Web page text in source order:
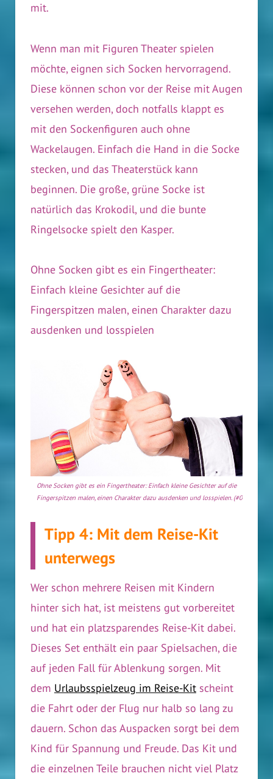
mit.
Wenn man mit Figuren Theater spielen
möchte, eignen sich Socken hervorragend.
Diese können schon vor der Reise mit Augen
versehen werden, doch notfalls klappt es
mit den Sockenfiguren auch ohne
Wackelaugen. Einfach die Hand in die Socke
stecken, und das Theaterstück kann
beginnen. Die große, grüne Socke ist
natürlich das Krokodil, und die bunte
Ringelsocke spielt den Kasper.
Ohne Socken gibt es ein Fingertheater:
Einfach kleine Gesichter auf die
Fingerspitzen malen, einen Charakter dazu
ausdenken und losspielen
Ohne Socken gibt es ein Fingertheater: Einfach kleine Gesichter auf die
Fingerspitzen malen, einen Charakter dazu ausdenken und losspielen. (#03)
Tipp 4: Mit dem Reise-Kit
unterwegs
Wer schon mehrere Reisen mit Kindern
hinter sich hat, ist meistens gut vorbereitet
und hat ein platzsparendes Reise-Kit dabei.
Dieses Set enthält ein paar Spielsachen, die
auf jeden Fall für Ablenkung sorgen. Mit
dem Urlaubsspielzeug im Reise-Kit scheint
die Fahrt oder der Flug nur halb so lang zu
dauern. Schon das Auspacken sorgt bei dem
Kind für Spannung und Freude. Das Kit und
die einzelnen Teile brauchen nicht viel Platz